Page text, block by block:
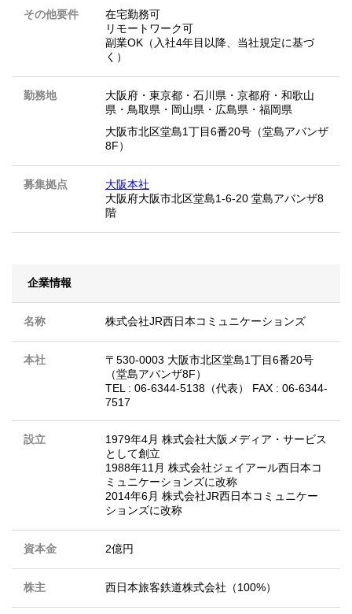
その他要件
在宅勤務可
リモートワーク可
副業OK（入社4年目以降、当社規定に基づ
く）
勤務地 大阪府 ・ 東京都 ・ 石川県 ・ 京都府 ・ 和歌山
県 ・ 鳥取県 ・ 岡山県 ・ 広島県 ・ 福岡県
大阪市北区堂島1丁目6番20号（堂島アバンザ
8F）
募集拠点
大阪本社
大阪府大阪市北区堂島1-6-20 堂島アバンザ8
階
企業情報
名称 株式会社JR西日本コミュニケーションズ
本社
〒530-0003 大阪市北区堂島1丁目6番20号
（堂島アバンザ8F）
TEL : 06-6344-5138（代表） FAX : 06-6344-
7517
設立
1979年4月 株式会社大阪メディア・サービス
として創立
1988年11月 株式会社ジェイアール西日本コ
ミュニケーションズに改称
2014年6月 株式会社JR西日本コミュニケー
ションズに改称
資本金 2億円
株主 西日本旅客鉄道株式会社（100%）